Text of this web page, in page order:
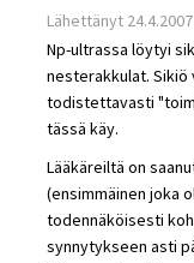
Lähettänyt
Np-ultrassa löytyi
nesterakkulat. Sikiö
todistettavasti
tässä käy.
Lääkäreiltä on
(ensimmäinen joka
todennäköisesti
synnytykseen asti